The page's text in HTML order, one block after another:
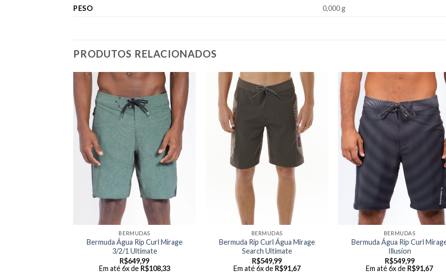
PESO 0,000 g
PRODUTOS RELACIONADOS
BERMUDAS
Bermuda Água Rip Curl Mirage
3/2/1 Ultimate
R$649,99
Em até 6x de R$108,33
BERMUDAS
Bermuda Rip Curl Água Mirage
Search Ultimate
R$549,99
Em até 6x de R$91,67
BERMUDAS
Bermuda Água Rip Curl
Illusion
R$549,99
Em até 6x de R$91,67